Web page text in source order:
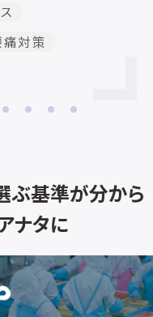
率改善
ぶ基準が分から
ナタに